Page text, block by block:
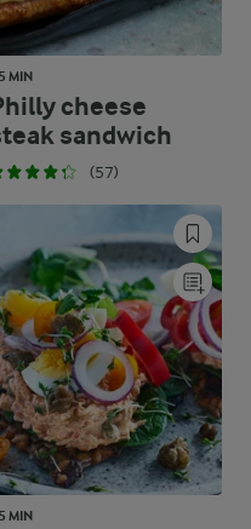
MIN
cheese
sandwich
(57)
MIN